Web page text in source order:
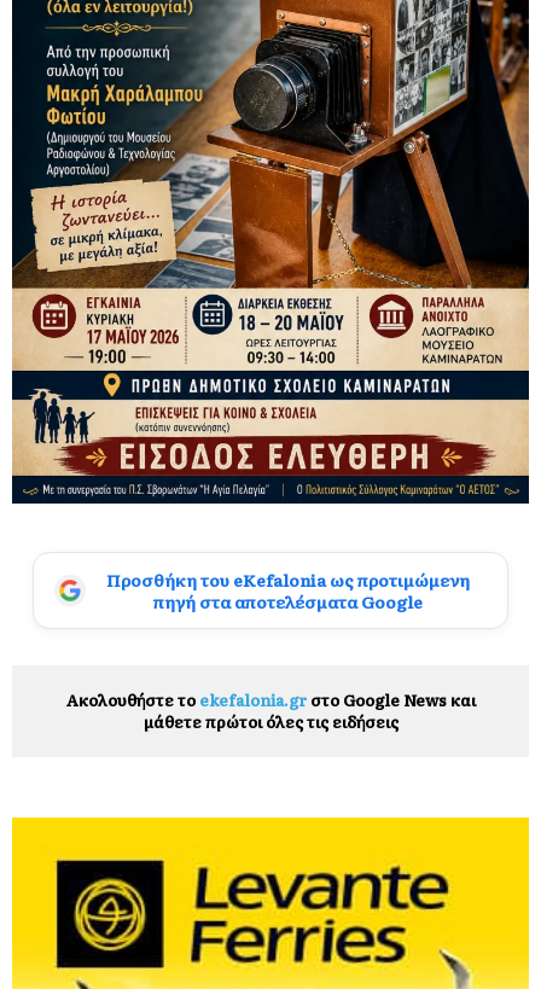
Προσθήκη του eKefalonia ως προτιμώμενη
πηγή στα αποτελέσματα Google
Ακολουθήστε το ekefalonia.grστο Google News και
μάθετε πρώτοι όλες τις ειδήσεις